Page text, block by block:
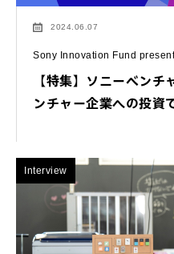
2024.06.07
Sony Innovation Fund
【特集】ソニーベン
ンチャー企業への投資
Interview